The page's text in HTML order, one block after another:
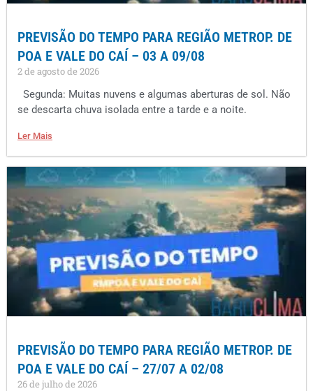
PREVISÃO DO TEMPO PARA REGIÃO METROP. DE
POA E VALE DO CAÍ – 03 A 09/08
2 de agosto de 2026
Segunda: Muitas nuvens e algumas aberturas de sol. Não
se descarta chuva isolada entre a tarde e a noite.
Ler Mais
PREVISÃO DO TEMPO PARA REGIÃO METROP. DE
POA E VALE DO CAÍ – 27/07 A 02/08
26 de julho de 2026